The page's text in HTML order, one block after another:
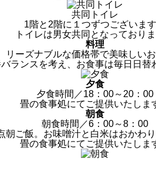
共同トイレ
1階と2階に１つずつございます
トイレは男女共同となっておりま
料理
リーズナブルな価格帯で美味しい
ランスを考え、お食事は毎日日替
夕食
夕食時間／18：00～20：00
畳の食事処にてご提供いたしま
朝食
朝食時間／6：00～8：00
ご飯。お味噌汁と白米はおかわ
畳の食事処にてご提供いたしま